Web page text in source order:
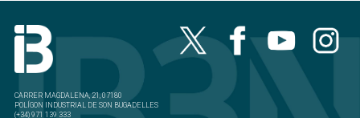
CARRER MAGDALENA, 21, 07180
POLÍGON INDUSTRIAL DE SON BUGADELLES
(+34) 971 139 333